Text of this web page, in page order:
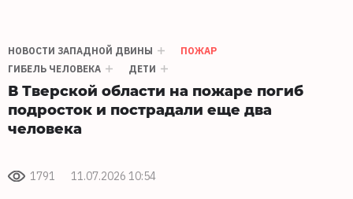
НОВОСТИ ЗАПАДНОЙ ДВИНЫ
ПОЖАР
ГИБЕЛЬ ЧЕЛОВЕКА
ДЕТИ
В Тверской области на пожаре погиб
подросток и пострадали еще два
человека
1791 11.07.2026 10:54